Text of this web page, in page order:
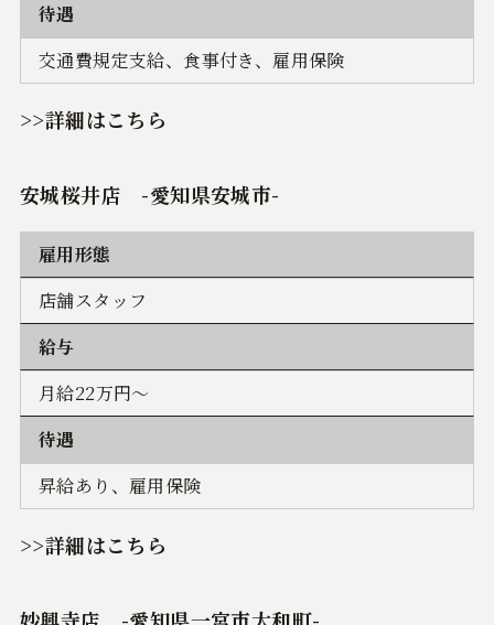
待遇
交通費規定支給、食事付き、雇用保険
>>詳細はこちら
安城桜井店 -愛知県安城市-
雇用形態
店舗スタッフ
給与
月給22万円～
待遇
昇給あり、雇用保険
>>詳細はこちら